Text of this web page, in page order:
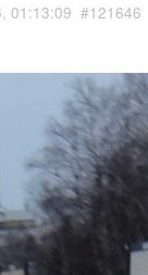
01:13:09 #121646